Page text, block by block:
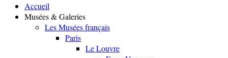
Accueil
Musées & Galeries
Les Musées français
Paris
Le Louvre